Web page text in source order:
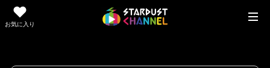
お気に入り